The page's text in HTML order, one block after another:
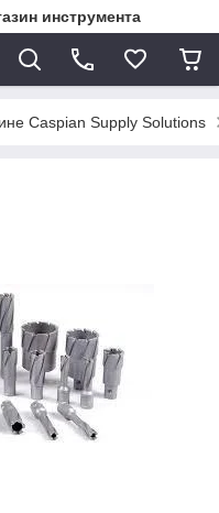
инструмента
Caspian Supply Solutions